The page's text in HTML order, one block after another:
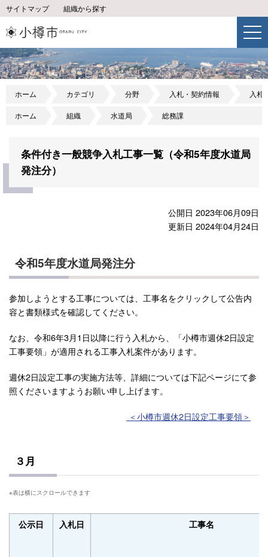
サイトマップ 組織から探す
ホーム カテゴリ 分野 入札・契約情報 入札
ホーム 組織 水道局 総務課
条件付き一般競争入札工事一覧（令和5年度水道局
発注分）
公開日 2023年06月09日
更新日 2024年04月24日
令和5年度水道局発注分
参加しようとする工事については、工事名をクリックして公告内
容と書類様式を確認してください。
なお、令和6年3月1日以降に行う入札から、「小樽市週休2日設定
工事要領」が適用される工事入札案件があります。
週休2日設定工事の実施方法等、詳細については下記ページにて参
照くださいますようお願い申し上げます。
＜小樽市週休2日設定工事要領＞
３月
公示日 入札日 工事名